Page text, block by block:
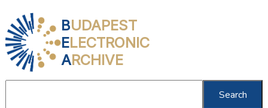
BUDAPEST
ELECTRONIC
ARCHIVE
Search